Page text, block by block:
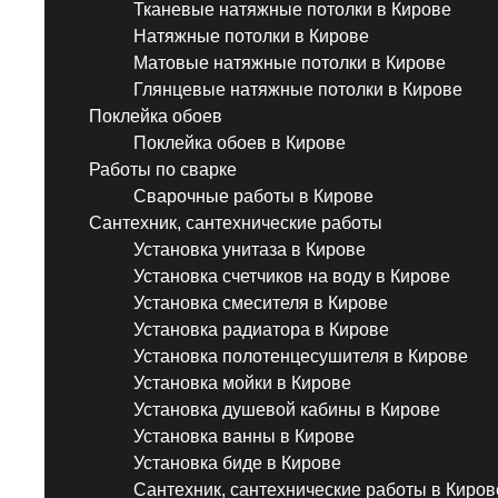
Тканевые натяжные потолки в Кирове
Натяжные потолки в Кирове
Матовые натяжные потолки в Кирове
Глянцевые натяжные потолки в Кирове
Поклейка обоев
Поклейка обоев в Кирове
Работы по сварке
Сварочные работы в Кирове
Сантехник, сантехнические работы
Установка унитаза в Кирове
Установка счетчиков на воду в Кирове
Установка смесителя в Кирове
Установка радиатора в Кирове
Установка полотенцесушителя в Кирове
Установка мойки в Кирове
Установка душевой кабины в Кирове
Установка ванны в Кирове
Установка биде в Кирове
Сантехник, сантехнические работы в